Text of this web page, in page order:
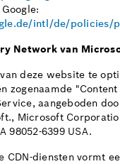
intl/de/policies/
Network van
deze website te
zogenaamde
aangeboden
Microsoft
98052-6399 USA.
CDN-diensten vormt